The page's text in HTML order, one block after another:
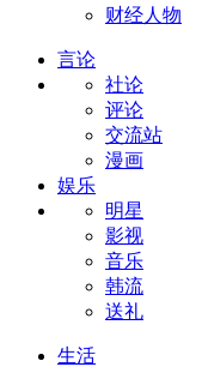
财经人物
言论
社论
评论
交流站
漫画
娱乐
明星
影视
音乐
韩流
送礼
生活